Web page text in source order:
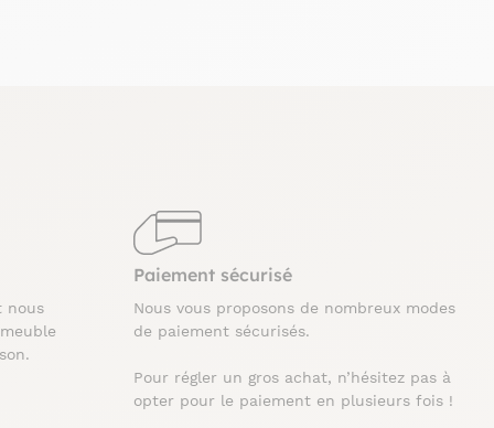
nous
Paiement sécurisé
Nous vous proposons de nombreux modes
de paiement sécurisés.
Pour régler un gros achat, n’hésitez pas à
opter pour le paiement en plusieurs fois !